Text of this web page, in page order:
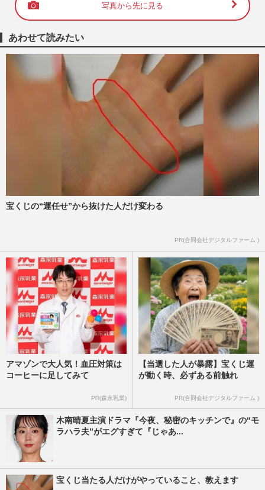
写真から先に見る
あわせて読みたい
宝くじの“運任せ”から抜けた人だけ変わる
PR(合同会社デジタルファーム )
アマゾンで大人気！血圧対策は
コーヒーに足してみて
PR(森永乳業)
【当選した人が暴露】宝くじ運
が動く時、必ずある前触れ
PR(合同会社デジタルファーム )
木南晴夏主演ドラマ『今夜、秘密のキッチンで』の“モ
ラハラ夫”がエグすぎて『じゃあ...
宝くじ当たる人だけがやっていること、教えます